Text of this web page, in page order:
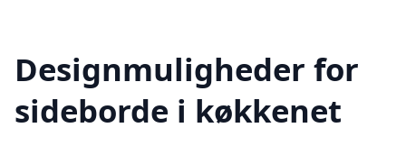
Designmuligheder for
sideborde i køkkenet